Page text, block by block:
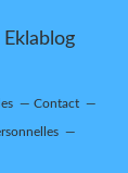
Eklablog
Contact